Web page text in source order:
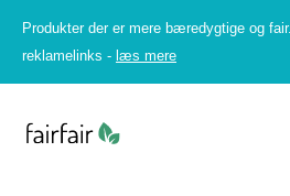
indhold
Produkter der er mere bæredygtige og
reklamelinks - læs mere